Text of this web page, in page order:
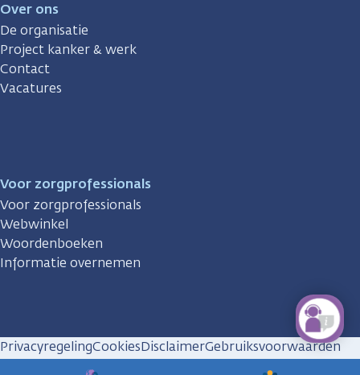
Over ons
De organisatie
Project kanker & werk
Contact
Vacatures
Voor zorgprofessionals
Voor zorgprofessionals
Webwinkel
Woordenboeken
Informatie overnemen
PrivacyregelingCookiesDisclaimerGebruiksvoorwaarden